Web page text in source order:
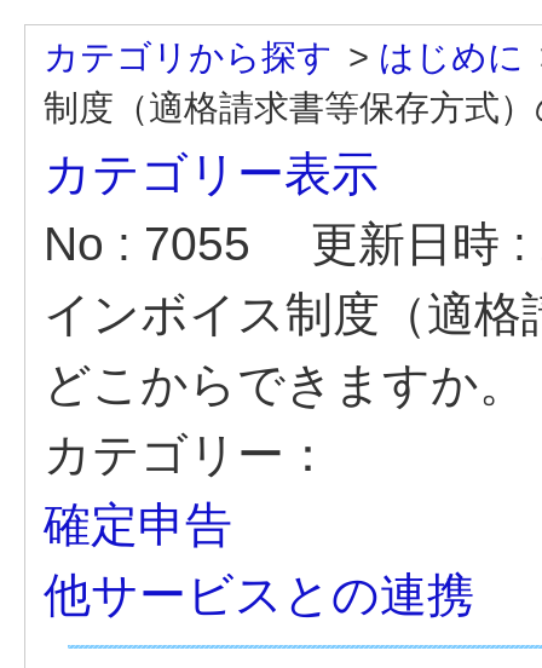
カテゴリから探す > はじめに
制度（適格請求書等保存方式
カテゴリー表示
No : 7055
更新日時
インボイス制度（適
どこからできますか。
カテゴリー：
確定申告
他サービスとの連携